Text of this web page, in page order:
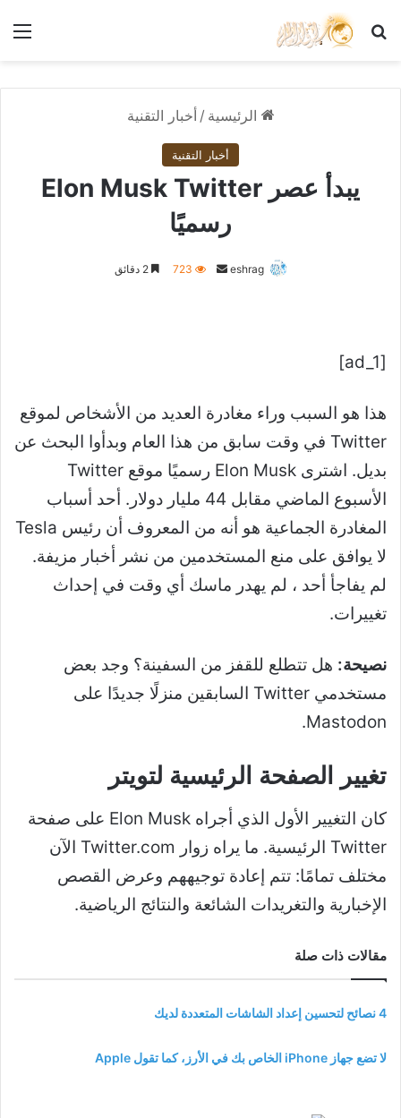
بحث عن
الرئيسية / أخبار التقنية
أخبار التقنية
يبدأ عصر Elon Musk Twitter
رسميًا
eshrag
أرسل 723 2 دقائق
[ad_1]
هذا هو السبب وراء مغادرة العديد من الأشخاص لموقع
Twitter في وقت سابق من هذا العام وبدأوا البحث عن
بديل. اشترى Elon Musk رسميًا موقع Twitter
الأسبوع الماضي مقابل 44 مليار دولار. أحد أسباب
المغادرة الجماعية هو أنه من المعروف أن رئيس Tesla
لا يوافق على منع المستخدمين من نشر أخبار مزيفة.
لم يفاجأ أحد ، لم يهدر ماسك أي وقت في إحداث
تغييرات.
نصيحة: هل تتطلع للقفز من السفينة؟ وجد بعض
مستخدمي Twitter السابقين منزلًا جديدًا على
Mastodon.
تغيير الصفحة الرئيسية لتويتر
كان التغيير الأول الذي أجراه Elon Musk على صفحة
Twitter الرئيسية. ما يراه زوار Twitter.com الآن
مختلف تمامًا: تتم إعادة توجيههم وعرض القصص
الإخبارية والتغريدات الشائعة والنتائج الرياضية.
مقالات ذات صلة
4 نصائح لتحسين إعداد الشاشات المتعددة لديك
لا تضع جهاز iPhone الخاص بك في الأرز، كما تقول Apple